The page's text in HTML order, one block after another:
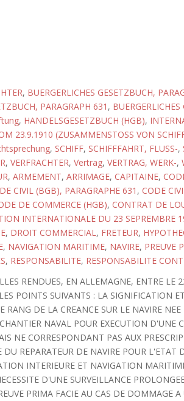
, BUERGERLICHES GESETZBUCH,
PARAGRAPH 631 ,
, HANDELSGESETZBUCH (HGB),
23.9.1910 (ZUSAMMENSTOSS VON
, SCHIFF, SCHIFFFAHRT, FLUSS-,
, VERFRACHTER, Vertrag, VERTRAG, WERK-,
, ARMEMENT, ARRIMAGE, CAPITAINE,
CIVIL (BGB), PARAGRAPHE 631 , CODE
DE COMMERCE (HGB), CONTRAT DE
INTERNATIONALE DU 23 SEPREMBRE
, DROIT COMMERCIAL, FRETEUR,
, NAVIGATION MARITIME, NAVIRE, PREUVE
, RESPONSABILITE, RESPONSABILITE
RENDUES, EN ALLEMAGNE, ENTRE LE
POINTS SUIVANTS : LA SIGNIFICATION
DE LA CREANCE SUR LE NAVIRE
NAVAL POUR EXECUTION D'UNE
NE CORRESPONDANT PAS AUX
REPARATEUR DE NAVIRE POUR L'ETAT
INTERIEURE ET NAVIGATION
D'UNE SURVEILLANCE
PRIMA FACIE AU CAS DE DOMMAGE